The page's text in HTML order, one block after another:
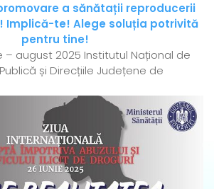
a sănătații reproducerii
Implică-te! Alege soluția potrivită
pentru tine!
– august 2025 Institutul Național de
și Direcțiile Județene de